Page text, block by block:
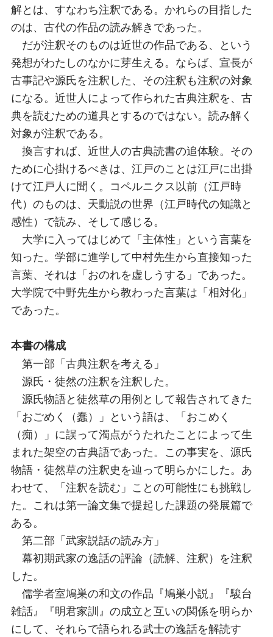
解とは、すなわち注釈である。かれらの目指した
のは、古代の作品の読み解きであった。
だが注釈そのものは近世の作品である、という
発想がわたしのなかに芽生える。ならば、宣長が
古事記や源氏を注釈した、その注釈も注釈の対象
になる。近世人によって作られた古典注釈を、古
典を読むための道具とするのではない。読み解く
対象が注釈である。
換言すれば、近世人の古典読書の追体験。その
ために心掛けるべきは、江戸のことは江戸に出掛
けて江戸人に聞く。コペルニクス以前（江戸時
代）のものは、天動説の世界（江戸時代の知識と
感性）で読み、そして感じる。
大学に入ってはじめて「主体性」という言葉を
知った。学部に進学して中村先生から直接知った
言葉、それは「おのれを虚しうする」であった。
大学院で中野先生から教わった言葉は「相対化」
であった。
本書の構成
第一部「古典注釈を考える」
源氏・徒然の注釈を注釈した。
源氏物語と徒然草の用例として報告されてきた
「おごめく（蠢）」という語は、「おこめく
（痴）」に誤って濁点がうたれたことによって生
まれた架空の古典語であった。この事実を、源氏
物語・徒然草の注釈史を辿って明らかにした。あ
わせて、「注釈を読む」ことの可能性にも挑戦し
た。これは第一論文集で提起した課題の発展篇で
ある。
第二部「武家説話の読み方」
幕初期武家の逸話の評論（読解、注釈）を注釈
した。
儒学者室鳩巣の和文の作品『鳩巣小説』『駿台
雑話』『明君家訓』の成立と互いの関係を明らか
にして、それらで語られる武士の逸話を解読す